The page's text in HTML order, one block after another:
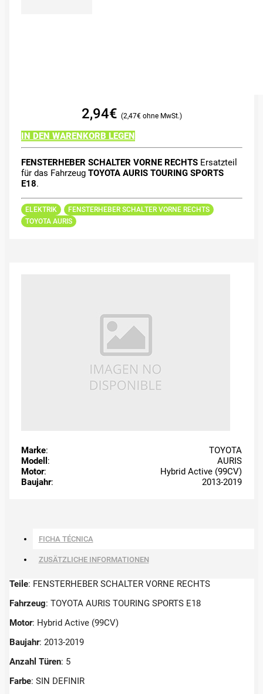
2,94€ 2,47€
IN DEN WARENKORB LEGEN
FENSTERHEBER SCHALTER VORNE RECHTSErsatzteil
für das Fahrzeug TOYOTA AURIS TOURING SPORTS
E18.
ELEKTRIK
FENSTERHEBER SCHALTER VORNE RECHTS
TOYOTA AURIS
Marke:
TOYOTA
Modell :
AURIS
Motor:
Hybrid Active (99CV)
Baujahr: 2013-2019
FICHA TÉCNICA
ZUSÄTZLICHE INFORMATIONEN
Teile: FENSTERHEBER SCHALTER VORNE RECHTS
Fahrzeug: TOYOTA AURIS TOURING SPORTS E18
Motor: Hybrid Active (99CV)
Baujahr: 2013-2019
Anzahl Türen: 5
Farbe: SIN DEFINIR